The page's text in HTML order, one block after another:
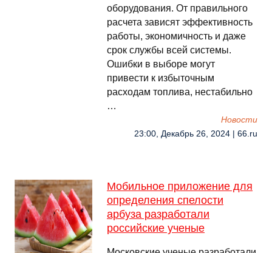
оборудования. От правильного
расчета зависят эффективность
работы, экономичность и даже
срок службы всей системы.
Ошибки в выборе могут
привести к избыточным
расходам топлива, нестабильно
…
Новости
23:00, Декабрь 26, 2024 | 66.ru
Мобильное приложение для
определения спелости
арбуза разработали
российские ученые